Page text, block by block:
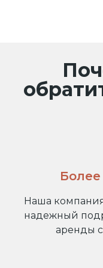
Наша
надежный
аренды